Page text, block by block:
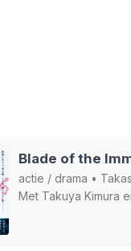
Blade of the
actie / drama •
Met Takuya Kimura